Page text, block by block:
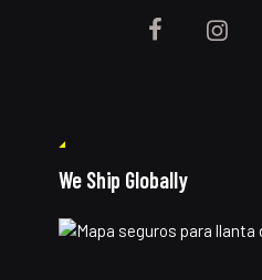
We Ship Globally